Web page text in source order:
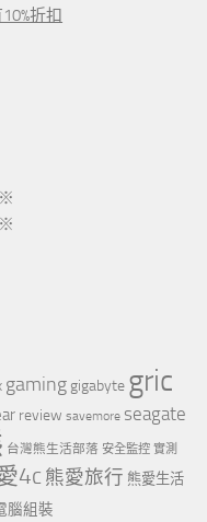
折扣
※
※
gaming gigabyte gric
review savemore seagate
台灣熊生活部落 安全監控 實測
4c 熊愛旅行 熊愛生活
腦組裝